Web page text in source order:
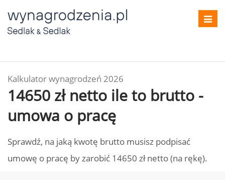
Kalkulator wynagrodzeń 2026
14650 zł netto ile to brutto -
umowa o pracę
Sprawdź, na jaką kwotę brutto musisz podpisać
umowę o pracę by zarobić 14650 zł netto (na rękę).